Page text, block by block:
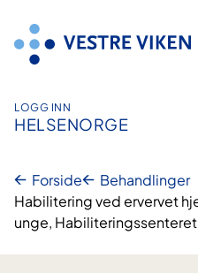
innhold
LOGG INN
HELSENORGE
Forside
Behandlinger
Habilitering ved ervervet
unge, Habiliteringssenteret